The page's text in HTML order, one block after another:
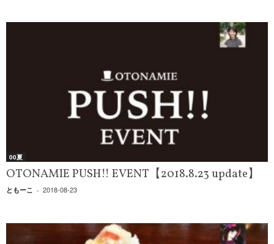
00夏
OTONAMIE PUSH!! EVENT【2018.8.23 update】
ともーこ - 2018-08-23